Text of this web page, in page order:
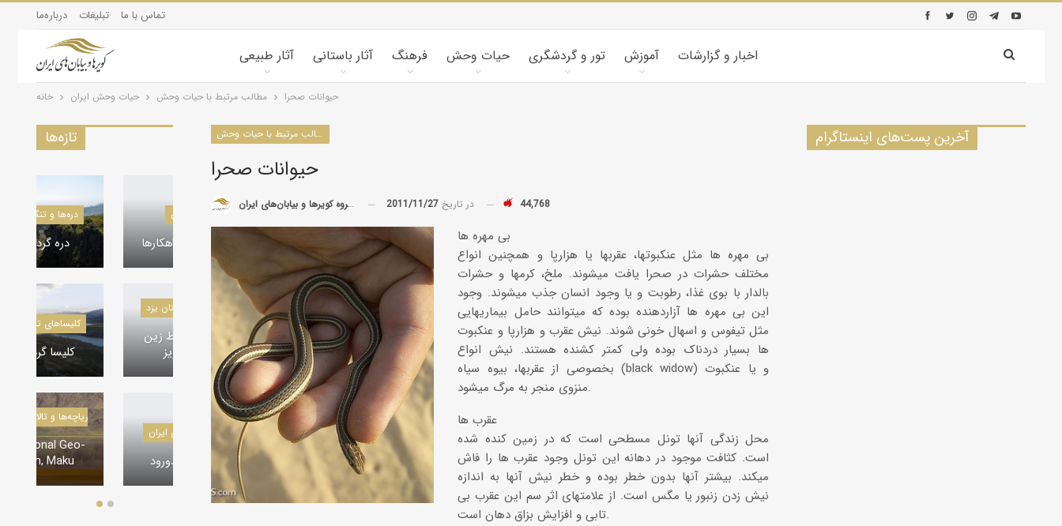
درباره‌ما تبلیغات تماس با ما
آثار طبیعی آثار باستانی فرهنگ حیات وحش تور و گردشگری آموزش اخبار و گزارشات
خانه حیات وحش ایران مطالب مرتبط با حیات وحش حيوانات صحرا
مطالب مرتبط با حیات وحش
حيوانات صحرا
توسط گروه کویرها و بیابان‌های ایران در تاریخ 2011/11/27 44,768
بی مهره ها
بی مهره ها مثل عنکبوتها، عقربها یا هزارپا و همچنین انواع
مختلف حشرات در صحرا یافت میشوند. ملخ، کرمها و حشرات
بالدار با بوی غذا، رطوبت و یا وجود انسان جذب میشوند. وجود
این بی مهره ها آزاردهنده بوده که میتوانند حامل بیماریهایی
مثل تیفوس و اسهال خونی شوند. نیش عقرب و هزارپا و عنکبوت
ها بسیار دردناک بوده ولی کمتر کشنده هستند. نیش انواع
بخصوصی از عقربها، بیوه سیاه (black widow) و یا عنکبوت
منزوی منجر به مرگ میشود.
عقرب ها
محل زندگی آنها تونل مسطحی است که در زمین کنده شده
است. کثافت موجود در دهانه این تونل وجود عقرب ها را فاش
میکند. بیشتر آنها بدون خطر بوده و خطر نیش آنها به اندازه
نیش زدن زنبور یا مگس است. از علامتهای اثر سم این عقرب بی
تابی و افزایش بزاق دهان است.
آخرین پست‌های اینستاگرام تازه‌ها
کویرشناسی
طوفان شن و راهکارها
کاروانسراها و قلعه‌های استان یزد
کاروانسرای رباط زین
الدین، مهریز
دره‌ها و تنگه‌های ایران
تنگه لی لی، دورود
دره‌ها و تنگه‌های ایران
دره گردی، ماکو
کلیسا‌های تاریخی ایران
کلیسا گردی، ماکو
درياچه‌‌ها و تالاب‌های ایران
The Lagoonal Geo-
Tourism, Maku
طوفان شن و راهکارها
کاروانسراها و قلعه‌های استان یزد
کاروانسرای رباط زین
الدین، مهریز
دره‌ها و تنگه‌های ایران
تنگه لی لی، دورود